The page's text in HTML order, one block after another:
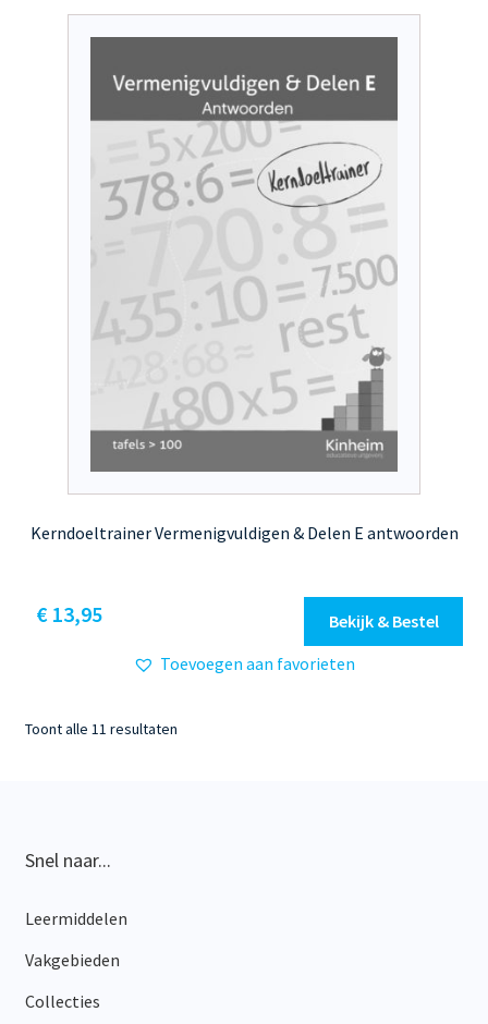
Kerndoeltrainer Vermenigvuldigen & Delen E antwoorden
€13,95
Bekijk & Bestel
Toevoegen aan favorieten
Toont alle 11 resultatenGesorteerd
Snel naar...
Leermiddelen
Vakgebieden
Collecties